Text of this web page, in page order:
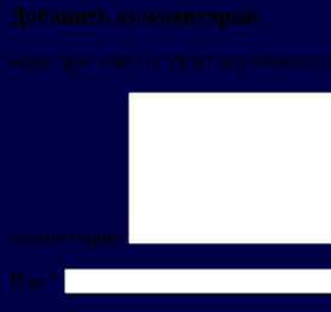
Добавить комментарий
Ваш адрес email не будет опубликован.
Комментарий
Имя *